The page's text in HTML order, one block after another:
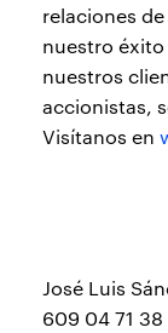
relaciones
nuestro
nuestros
accionistas,
Visítanos en
José Luis
609 04 71 38